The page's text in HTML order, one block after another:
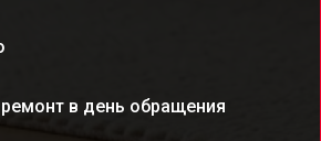
в день обращения